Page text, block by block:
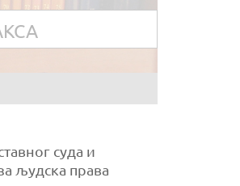
суда и
људска права